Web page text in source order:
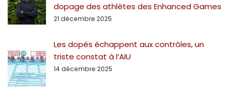
dopage des athlètes des Enhanced Games
21 décembre 2025
Les dopés échappent aux contrôles, un
triste constat à l’AIU
14 décembre 2025